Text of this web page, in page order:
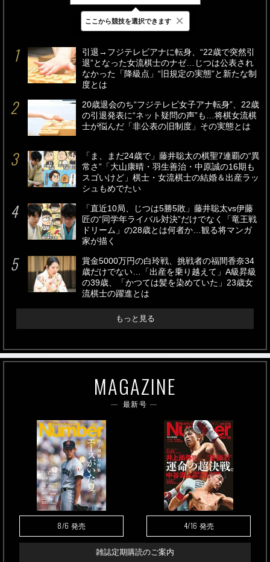
最新 24時間 週間
引退→フジテレビアナに転身、“22歳で突然引
退”となった女流棋士のナゼ…じつは公表され
なかった「降級点」“旧規定の実態”と新たな制
度とは
20歳退会のち“フジテレビ女子アナ転身”、22歳
の引退発表に“ネット疑問の声”も…将棋女流棋
士が悩んだ「非公表の旧制度」その実態とは
「ま、まだ24歳で」藤井聡太の棋聖7連覇の“異
常さ”「大山康晴・羽生善治・中原誠の16期も
スゴいけど」棋士・女流棋士の結婚＆出産ラッ
シュもめでたい
「直近10局、じつは5勝5敗」藤井聡太vs伊藤
匠の“同学年ライバル対決”だけでなく「竜王戦
ドリーム」の28歳とは何者か…観る将マンガ
家が描く
賞金5000万円の白玲戦、挑戦者の福間香奈34
歳だけでない…「出産を乗り越えて」A級昇級
の39歳、「かつては髪を染めていた」23歳女
流棋士の躍進とは
もっと見る
MAGAZINE
最新号
8/6 発売 4/16 発売
雑誌定期購読のご案内
ここから競技を選択できます ×